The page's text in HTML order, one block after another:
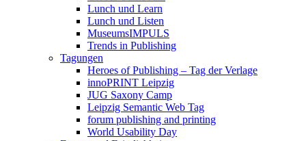
Lunch und Learn
Lunch und Listen
MuseumsIMPULS
Trends in Publishing
Tagungen
Heroes of Publishing – Tag der Verlage
innoPRINT Leipzig
JUG Saxony Camp
Leipzig Semantic Web Tag
forum publishing and printing
World Usability Day